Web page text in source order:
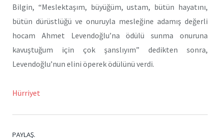
Bilgin, “Meslektaşım, büyüğüm, ustam, bütün hayatını,
bütün dürüstlüğü ve onuruyla mesleğine adamış değerli
hocam Ahmet Levendoğlu’na ödülü sunma onuruna
kavuştuğum için çok şanslıyım” dedikten sonra,
Levendoğlu’nun elini öperek ödülünü verdi.
Hürriyet
PAYLAŞ.